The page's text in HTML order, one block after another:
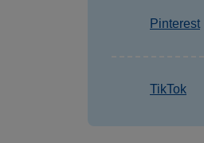
Pinterest
TikTok